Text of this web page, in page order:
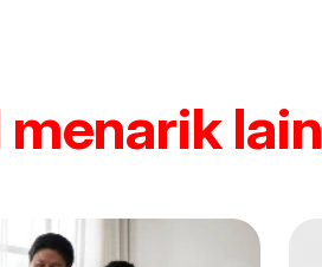
menarik